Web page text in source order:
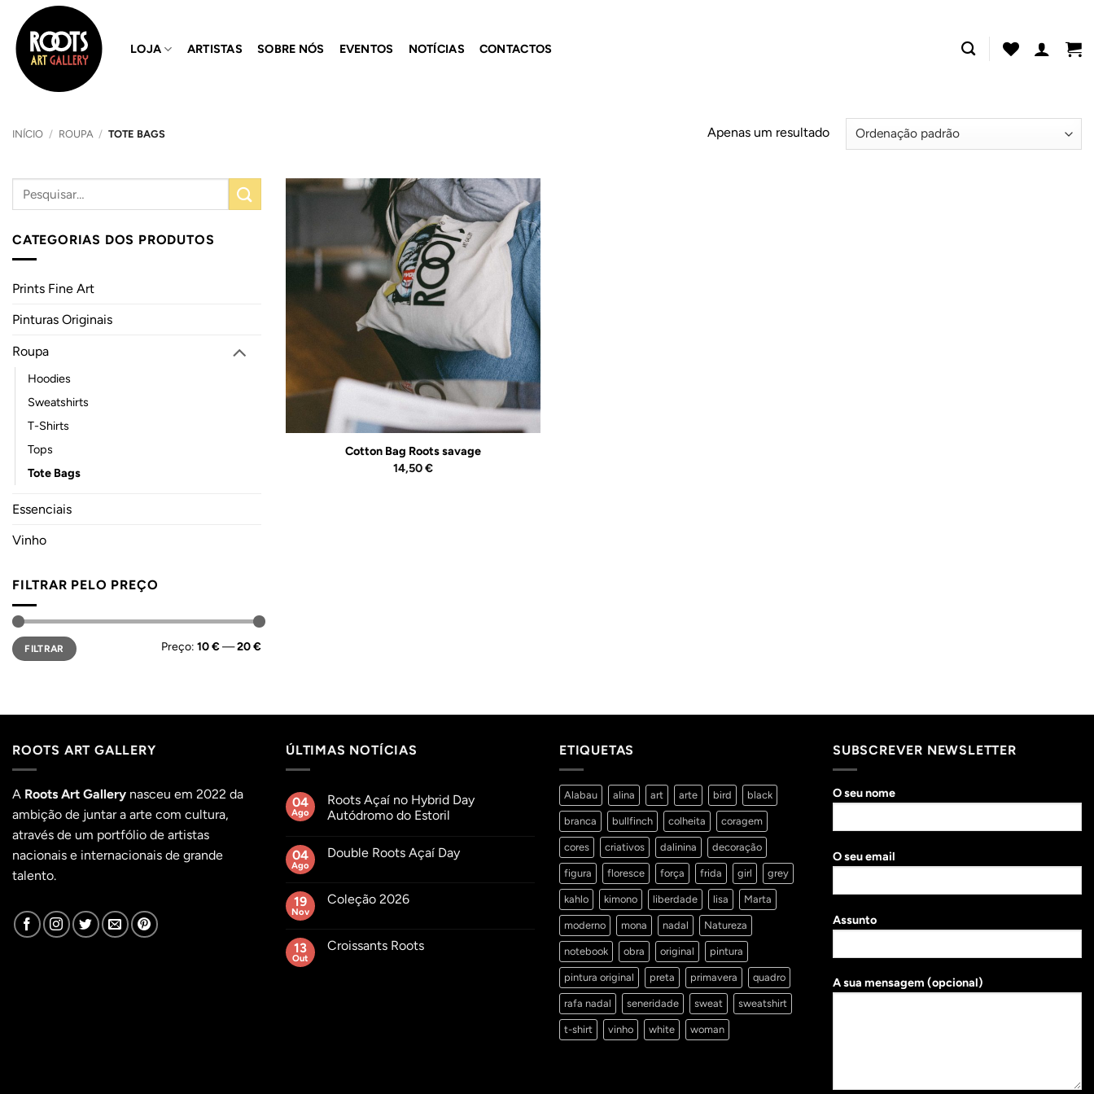
content
LOJA ARTISTAS SOBRE NÓS EVENTOS NOTÍCIAS CONTACTOS
INÍCIO / ROUPA / TOTE BAGS Apenas um resultado
CATEGORIAS DOS PRODUTOS
Prints Fine Art
Pinturas Originais
Roupa
Hoodies
Sweatshirts
T-Shirts
Tops
Tote Bags
Essenciais
Vinho
FILTRAR PELO PREÇO
Preço
mínimo
Preço
máximo
FILTRAR Preço: 10 €—20 €
Adicionar
ao
Wishlist
Cotton Bag Roots savage
14,50€
ROOTS ART GALLERY
A Roots Art Gallery nasceu em 2022 da
ambição de juntar a arte com cultura,
através de um portfólio de artistas
nacionais e internacionais de grande
talento.
ÚLTIMAS NOTÍCIAS
04
Ago
Roots Açaí no Hybrid Day
Autódromo do Estoril
em
Hybrid
Day
04
Ago
Double Roots Açaí Day
Double
19
Nov
Coleção 2026
Coleção
13
Out
Croissants Roots
ETIQUETAS
Alabau alina art arte bird black
branca bullfinch colheita coragem
cores criativos dalinina decoração
figura floresce força frida girl grey
kahlo kimono liberdade lisa Marta
moderno mona nadal Natureza
notebook obra original pintura
pintura original preta primavera quadro
rafa nadal seneridade sweat sweatshirt
t-shirt vinho white woman
SUBSCREVER NEWSLETTER
O seu nome
O seu email
Assunto
A sua mensagem (opcional)